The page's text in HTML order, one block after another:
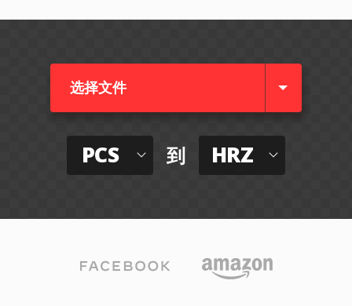
选择文件
PCS 到 HRZ